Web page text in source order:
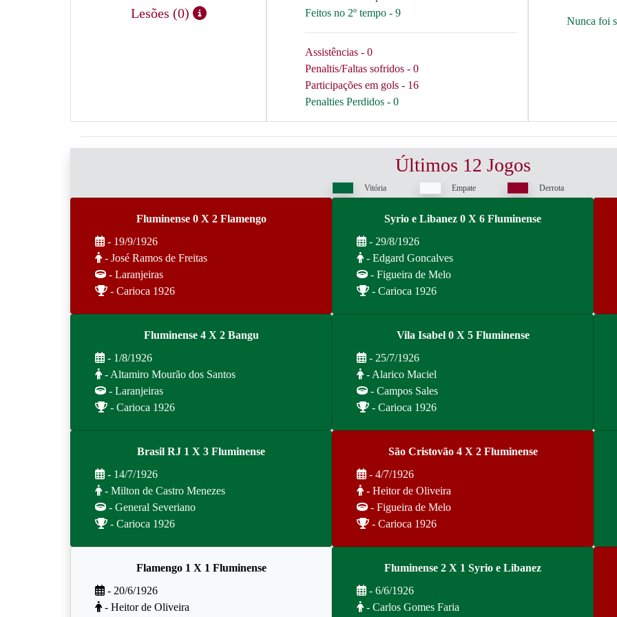
Lesões (0)
Feitos no 2º tempo - 9
Assistências - 0
Penaltis/Faltas sofridos - 0
Participações em gols - 16
Penalties Perdidos - 0
Nunca foi
Últimos 12 Jogos
Vitória Empate Derrota
Fluminense 0 X 2 Flamengo
- 19/9/1926
- José Ramos de Freitas
- Laranjeiras
- Carioca 1926
Syrio e Libanez 0 X 6 Fluminense
- 29/8/1926
- Edgard Goncalves
- Figueira de Melo
- Carioca 1926
Fluminense 4 X 2 Bangu
- 1/8/1926
- Altamiro Mourão dos Santos
- Laranjeiras
- Carioca 1926
Vila Isabel 0 X 5 Fluminense
- 25/7/1926
- Alarico Maciel
- Campos Sales
- Carioca 1926
Brasil RJ 1 X 3 Fluminense
- 14/7/1926
- Milton de Castro Menezes
- General Severiano
- Carioca 1926
São Cristovão 4 X 2 Fluminense
- 4/7/1926
- Heitor de Oliveira
- Figueira de Melo
- Carioca 1926
Flamengo 1 X 1 Fluminense
- 20/6/1926
- Heitor de Oliveira
Fluminense 2 X 1 Syrio e Libanez
- 6/6/1926
- Carlos Gomes Faria